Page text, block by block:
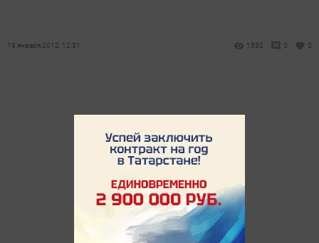
19 января 2012, 12:31 1532 0 0